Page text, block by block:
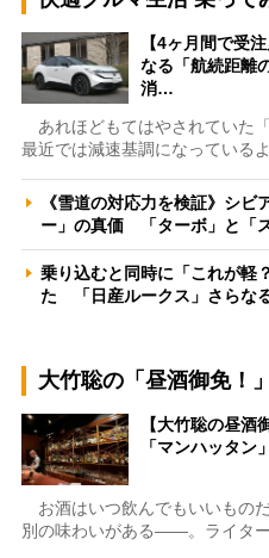
【4ヶ月間で受
なる「航続距離
消…
あれほどもてはやされていた
最近では減速基調になっている
《雪道の対応力を検証》シビ
ー」の真価 「ターボ」と「
乗り込むと同時に「これが軽
た 「日産ルークス」さらな
大竹聡の「昼酒御免！」
【大竹聡の昼酒
「マンハッタ
お酒はいつ飲んでもいいもの
別の味わいがある――。ライタ